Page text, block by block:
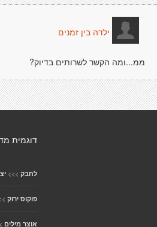
ילדה בין זמנים
ממ...ומה הקשר לשרותים בדיוק?
דוגמית
לחבק >>>
פוקוס ירוק
אוצר מילים